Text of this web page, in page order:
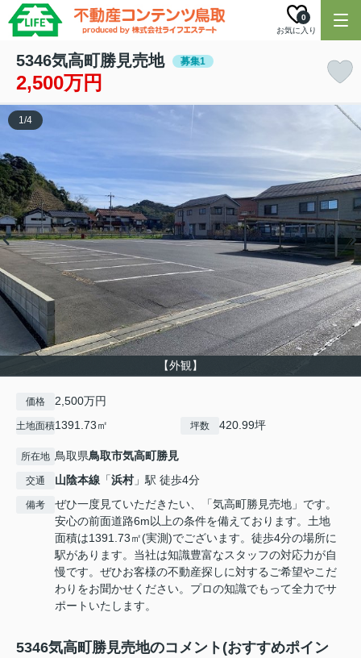
お気に入り
0
5346気高町勝見売地 募集1
2,500万円
【外観】
1/4
価格 2,500万円
土地面積1391.73㎡ 坪数 420.99坪
所在地 鳥取県鳥取市気高町勝見
交通 山陰本線 「浜村」駅 徒歩4分
備考
ぜひ一度見ていただきたい、「気高町勝見売地」です。
安心の前面道路6m以上の条件を備えております。土地
面積は1391.73㎡(実測)でございます。徒歩4分の場所に
駅があります。当社は知識豊富なスタッフの対応力が自
慢です。ぜひお客様の不動産探しに対するご希望やこだ
わりをお聞かせください。プロの知識でもって全力でサ
ポートいたします。
5346気高町勝見売地のコメント(おすすめポイン